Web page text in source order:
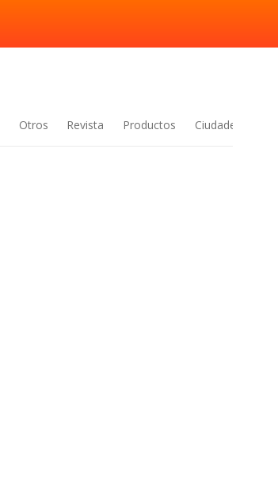
Otros Revista Productos Ciudades